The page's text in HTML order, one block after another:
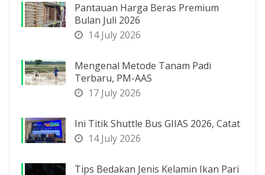
Pantauan Harga Beras Premium
Bulan Juli 2026
14 July 2026
Mengenal Metode Tanam Padi
Terbaru, PM-AAS
17 July 2026
Ini Titik Shuttle Bus GIIAS 2026, Catat
14 July 2026
Tips Bedakan Jenis Kelamin Ikan Pari